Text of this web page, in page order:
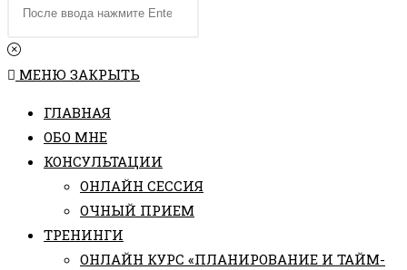
ПО
сайте
МЕНЮ ЗАКРЫТЬ
ГЛАВНАЯ
ОБО МНЕ
КОНСУЛЬТАЦИИ
ОНЛАЙН СЕССИЯ
ОЧНЫЙ ПРИЕМ
ТРЕНИНГИ
ОНЛАЙН КУРС «ПЛАНИРОВАНИЕ И ТАЙМ-